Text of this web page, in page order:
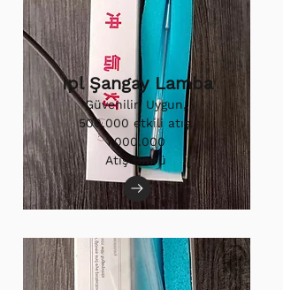
Ipl Şangay Lamba
Güvenilir, Uygun,
500.000 etkili atış.
1.000.000
Atış Ömrü